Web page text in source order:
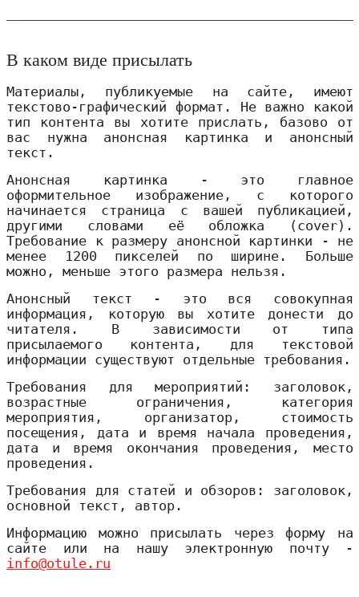
В каком виде присылать
Материалы, публикуемые на сайте, имеют
текстово-графический формат. Не важно какой
тип контента вы хотите прислать, базово от
вас нужна анонсная картинка и анонсный
текст.
Анонсная картинка - это главное
оформительное изображение, с которого
начинается страница с вашей публикацией,
другими словами её обложка (cover).
Требование к размеру анонсной картинки - не
менее 1200 пикселей по ширине. Больше
можно, меньше этого размера нельзя.
Анонсный текст - это вся совокупная
информация, которую вы хотите донести до
читателя. В зависимости от типа
присылаемого контента, для текстовой
информации существуют отдельные требования.
Требования для мероприятий: заголовок,
возрастные ограничения, категория
мероприятия, организатор, стоимость
посещения, дата и время начала проведения,
дата и время окончания проведения, место
проведения.
Требования для статей и обзоров: заголовок,
основной текст, автор.
Информацию можно присылать через форму на
сайте или на нашу электронную почту -
info@otule.ru